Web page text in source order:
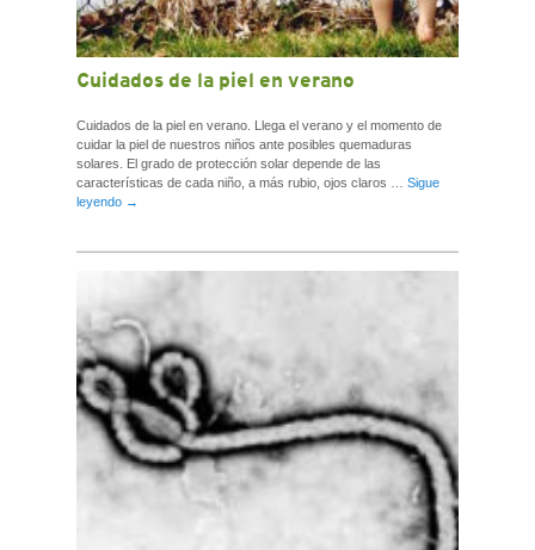
Cuidados de la piel en verano
Cuidados de la piel en verano. Llega el verano y el momento de
cuidar la piel de nuestros niños ante posibles quemaduras
solares. El grado de protección solar depende de las
características de cada niño, a más rubio, ojos claros … Sigue
leyendo →